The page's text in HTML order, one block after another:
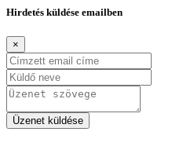
Hirdetés küldése emailben
×
Üzenet küldése